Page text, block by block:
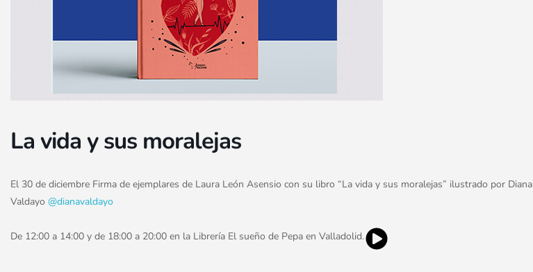
La vida y sus moralejas
El 30 de diciembre Firma de ejemplares de Laura León Asensio con su libro “La vida y sus moralejas” ilustrado por Diana
Valdayo @dianavaldayo
De 12:00 a 14:00 y de 18:00 a 20:00 en la Librería El sueño de Pepa en Valladolid.